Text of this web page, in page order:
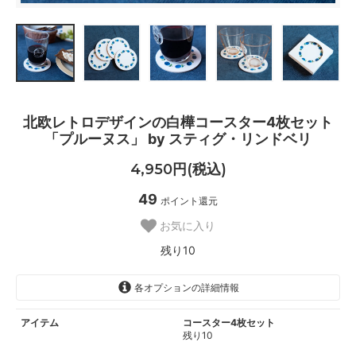
北欧レトロデザインの白樺コースター4枚セット
「プルーヌス」 by スティグ・リンドベリ
4,950円(税込)
49 ポイント還元
お気に入り
残り10
各オプションの詳細情報
アイテム
コースター4枚セット
残り10